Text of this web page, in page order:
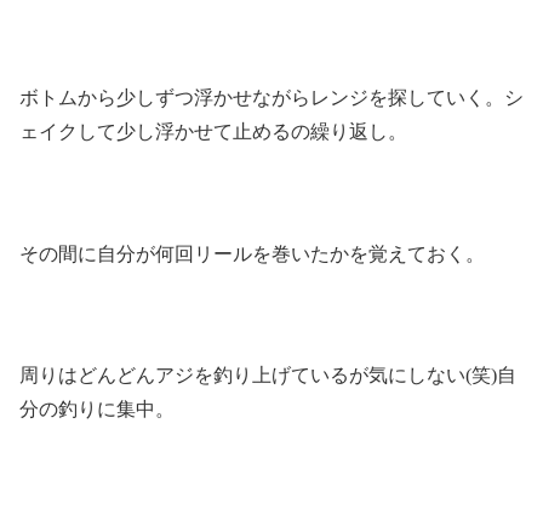
ボトムから少しずつ浮かせながらレンジを探していく。シ
ェイクして少し浮かせて止めるの繰り返し。
その間に自分が何回リールを巻いたかを覚えておく。
周りはどんどんアジを釣り上げているが気にしない(笑)自
分の釣りに集中。